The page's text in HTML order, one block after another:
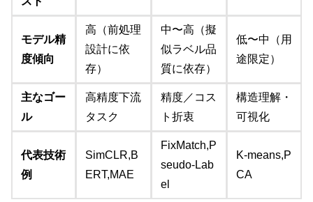
モデル精
度傾向
高（前処理
設計に依
存）
中〜高（擬
似ラベル品
質に依存）
低〜中（用
途限定）
主なゴー
ル
高精度下流
タスク
精度／コス
ト折衷
構造理解・
可視化
代表技術
例
SimCLR,B
ERT,MAE
FixMatch,P
seudo-Lab
el
K-means,P
CA